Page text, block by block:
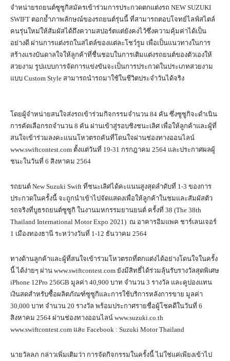
จำหน่ายรถยนต์ซูซูกิสมัครเข้าร่วมการประกวดตกแต่งรถ NEW SUZUKI
SWIFT ตอกย้ำภาพลักษณ์ของรถยนต์รุ่นนี้ ที่สามารถตอบโจทย์ไลฟ์สไตล์
คนรุ่นใหม่ให้สัมผัสได้ถึงความสปอร์ตแต่ยังคงไว้ซึ่งความคุ้มค่าได้เป็น
อย่างดี ผ่านการแต่งรถในสไตล์ของแต่ละโชว์รูม เพื่อเป็นแนวทางในการ
สร้างแรงบันดาลใจให้ลูกค้าที่ชื่นชอบในการเติมแต่งรถยนต์ของตัวเองให้
สวยงาม รูปแบบการจัดการแข่งขันจะเป็นการประกวดในประเภทสวยงาม
แบบ Custom Style สามารถนำรถมาใช้ในชีวิตประจำวันได้จริง
โดยผู้จำหน่ายสนใจส่งรถเข้าร่วมกิจกรรมจำนวน 84 คัน ซึ่งซูซูกิจะดำเนิน
การคัดเลือกรถจำนวน 8 คัน ผ่านเข้าสู่รอบชิงชนะเลิศ เพื่อให้ลูกค้าและผู้ที่
สนใจเข้าร่วมลงคะแนนโหวตรถคันที่โดนใจผ่านช่องทางออนไลน์
www.swiftcontest.com ตั้งแต่วันที่ 19-31 กรกฎาคม 2564 และประกาศผลผู้
ชนะในวันที่ 6 สิงหาคม 2564
รถยนต์ New Suzuki Swift ที่ชนะเลิศได้คะแนนสูงสุดลำดับที่ 1-3 ของการ
ประกวดในครั้งนี้ จะถูกนำเข้าไปจัดแสดงเพื่อให้ลูกค้าในชมและสัมผัสตัว
รถจริงที่บูธรถยนต์ซูซูกิ ในงานมหกรรมยานยนต์ ครั้งที่ 38 (The 38th
Thailand International Motor Expo 2021) ณ อาคารอิมแพค ชาร์เลนเจอร์
1 เมืองทองธานี ระหว่างวันที่ 1-12 ธันวาคม 2564
ทางด้านลูกค้าและผู้ที่สนใจเข้าร่วมโหวตรถที่ตกแต่งได้อย่างโดนใจในครั้ง
นี้ ได้ง่ายๆ ผ่าน www.swiftcontest.com ยังมีสิทธิ์ได้ร่วมลุ้นรับรางวัลสุดพิเศษ
iPhone 12Pro 256GB มูลค่า 40,900 บาท จำนวน 3 รางวัล และคูปองแทน
เงินสดสำหรับซื้อผลิตภัณฑ์ซูซูกิและการใช้บริการหลังการขาย มูลค่า
30,000 บาท จำนวน 20 รางวัล พร้อมประกาศรายชื่อผู้โชคดีในวันที่ 6
สิงหาคม 2564 ผ่านช่องทางออนไลน์ www.suzuki.co.th
www.swiftcontest.com และ Facebook : Suzuki Motor Thailand
นายวัลลภ กล่าวเพิ่มเติมว่า การจัดกิจกรรมในครั้งนี้ ไม่ใช่แค่เพียงเข้าไป